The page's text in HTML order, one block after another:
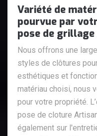
Variété de
pourvue par
pose de
Nous offrons une
styles de clôtures
esthétiques et
matériau choisi, nous
pour votre propriété.
pose de cloture
également sur